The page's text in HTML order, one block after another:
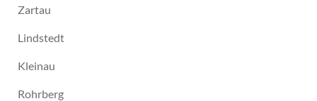
Zartau
Lindstedt
Kleinau
Rohrberg